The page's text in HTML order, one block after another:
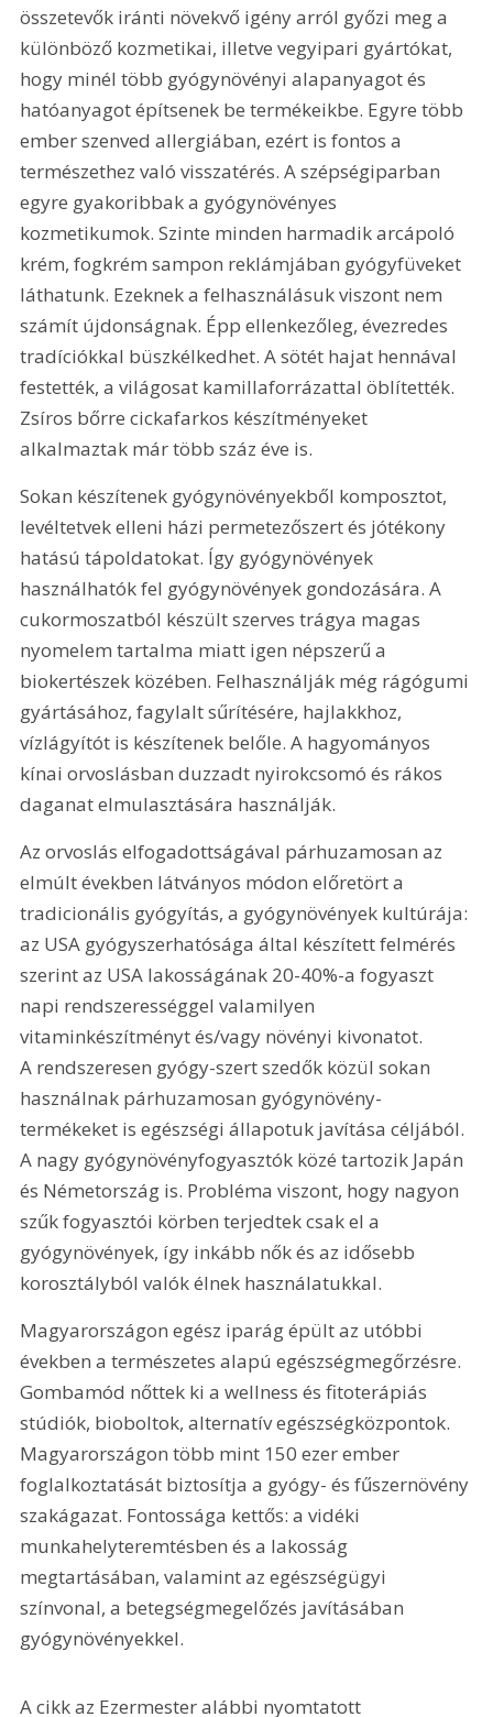
összetevők iránti növekvő igény arról győzi meg a
különböző kozmetikai, illetve vegyipari gyártókat,
hogy minél több gyógynövényi alapanyagot és
hatóanyagot építsenek be termékeikbe. Egyre több
ember szenved allergiában, ezért is fontos a
természethez való visszatérés. A szépségiparban
egyre gyakoribbak a gyógynövényes
kozmetikumok. Szinte minden harmadik arcápoló
krém, fogkrém sampon reklámjában gyógyfüveket
láthatunk. Ezeknek a felhasználásuk viszont nem
számít újdonságnak. Épp ellenkezőleg, évezredes
tradíciókkal büszkélkedhet. A sötét hajat hennával
festették, a világosat kamillaforrázattal öblítették.
Zsíros bőrre cickafarkos készítményeket
alkalmaztak már több száz éve is.
Sokan készítenek gyógynövényekből komposztot,
levéltetvek elleni házi permetezőszert és jótékony
hatású tápoldatokat. Így gyógynövények
használhatók fel gyógynövények gondozására. A
cukormoszatból készült szerves trágya magas
nyomelem tartalma miatt igen népszerű a
biokertészek közében. Felhasználják még rágógumi
gyártásához, fagylalt sűrítésére, hajlakkhoz,
vízlágyítót is készítenek belőle. A hagyományos
kínai orvoslásban duzzadt nyirokcsomó és rákos
daganat elmulasztására használják.
Az orvoslás elfogadottságával párhuzamosan az
elmúlt években látványos módon előretört a
tradicionális gyógyítás, a gyógynövények kultúrája:
az USA gyógyszerhatósága által készített felmérés
szerint az USA lakosságának 20-40%-a fogyaszt
napi rendszerességgel valamilyen
vitaminkészítményt és/vagy növényi kivonatot.
A rendszeresen gyógy-szert szedők közül sokan
használnak párhuzamosan gyógynövény-
termékeket is egészségi állapotuk javítása céljából.
A nagy gyógynövényfogyasztók közé tartozik Japán
és Németország is. Probléma viszont, hogy nagyon
szűk fogyasztói körben terjedtek csak el a
gyógynövények, így inkább nők és az idősebb
korosztályból valók élnek használatukkal.
Magyarországon egész iparág épült az utóbbi
években a természetes alapú egészségmegőrzésre.
Gombamód nőttek ki a wellness és fitoterápiás
stúdiók, bioboltok, alternatív egészségközpontok.
Magyarországon több mint 150 ezer ember
foglalkoztatását biztosítja a gyógy- és fűszernövény
szakágazat. Fontossága kettős: a vidéki
munkahelyteremtésben és a lakosság
megtartásában, valamint az egészségügyi
színvonal, a betegségmegelőzés javításában
gyógynövényekkel.
A cikk az Ezermester alábbi nyomtatott